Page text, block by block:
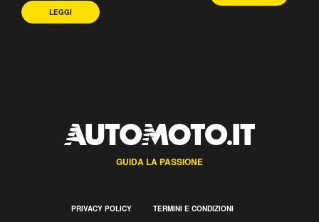
LEGGI
GUIDA LA PASSIONE
PRIVACY POLICY TERMINI E CONDIZIONI